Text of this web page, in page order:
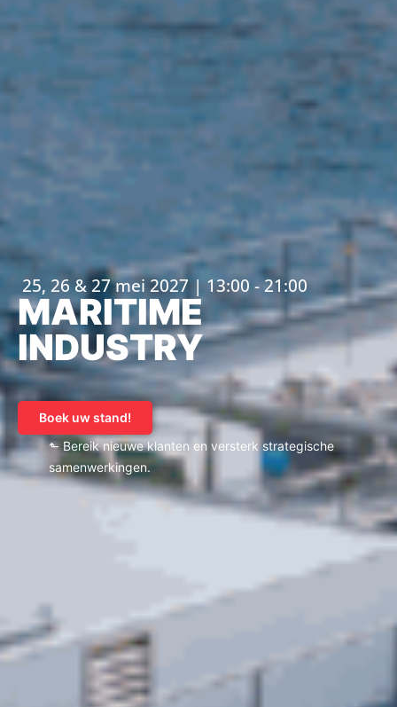
25, 26 & 27 mei 2027 | 13:00 - 21:00
MARITIME
INDUSTRY
Boek uw stand!
⬑ Bereik nieuwe klanten en versterk strategische
samenwerkingen.